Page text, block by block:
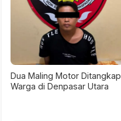
Dua Maling Motor Ditangkap
Warga di Denpasar Utara